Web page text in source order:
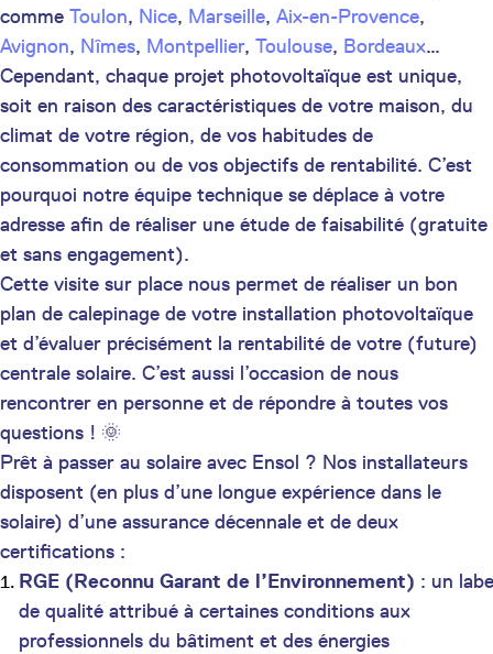
comme Toulon, Nice, Marseille, Aix-en-Provence,
Avignon, Nîmes, Montpellier, Toulouse, Bordeaux…
Cependant, chaque projet photovoltaïque est unique,
soit en raison des caractéristiques de votre maison, du
climat de votre région, de vos habitudes de
consommation ou de vos objectifs de rentabilité. C’est
pourquoi notre équipe technique se déplace à votre
adresse afin de réaliser une étude de faisabilité (gratuite
et sans engagement).
Cette visite sur place nous permet de réaliser un bon
plan de calepinage de votre installation photovoltaïque
et d’évaluer précisément la rentabilité de votre (future)
centrale solaire. C’est aussi l’occasion de nous
rencontrer en personne et de répondre à toutes vos
questions ! 🌞
Prêt à passer au solaire avec Ensol ? Nos installateurs
disposent (en plus d’une longue expérience dans le
solaire) d’une assurance décennale et de deux
certifications :
RGE (Reconnu Garant de l’Environnement) : un
de qualité attribué à certaines conditions aux
professionnels du bâtiment et des énergies